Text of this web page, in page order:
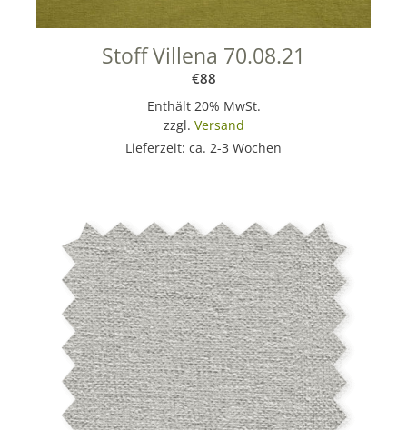
Stoff Villena 70.08.21
€88
Enthält 20% MwSt.
zzgl. Versand
Lieferzeit: ca. 2-3 Wochen